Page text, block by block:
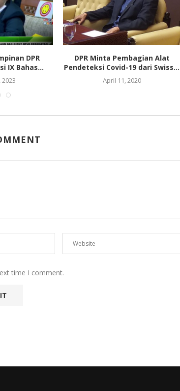
DPR
IX Bahas...
DPR Minta Pembagian Alat
Pendeteksi Covid-19 dari Swiss...
April 11, 2020
time I comment.